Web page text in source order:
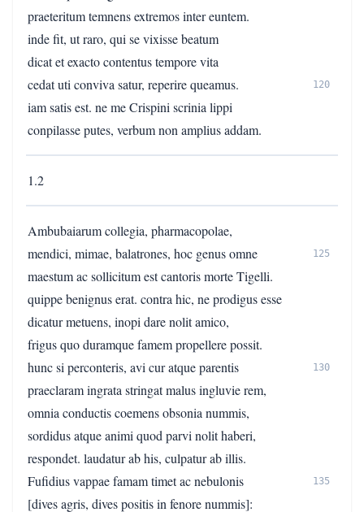
praeteritum temnens extremos inter euntem.
inde fit, ut raro, qui se vixisse beatum
dicat et exacto contentus tempore vita
cedat uti conviva satur, reperire queamus.
120
iam satis est. ne me Crispini scrinia lippi
conpilasse putes, verbum non amplius addam.
1.2
Ambubaiarum collegia, pharmacopolae,
mendici, mimae, balatrones, hoc genus omne
125
maestum ac sollicitum est cantoris morte Tigelli.
quippe benignus erat. contra hic, ne prodigus esse
dicatur metuens, inopi dare nolit amico,
frigus quo duramque famem propellere possit.
hunc si perconteris, avi cur atque parentis
130
praeclaram ingrata stringat malus ingluvie rem,
omnia conductis coemens obsonia nummis,
sordidus atque animi quod parvi nolit haberi,
respondet. laudatur ab his, culpatur ab illis.
Fufidius vappae famam timet ac nebulonis
135
[dives agris, dives positis in fenore nummis]: